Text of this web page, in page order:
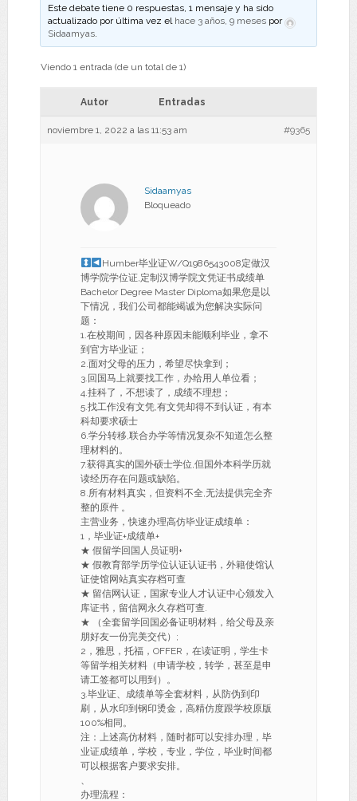
Este debate tiene 0 respuestas, 1 mensaje y ha sido
actualizado por última vez el hace 3 años, 9 meses por
Sidaamyas.
Viendo 1 entrada (de un total de 1)
Autor Entradas
noviembre 1, 2022 a las 11:53 am #9365
Sidaamyas
Bloqueado
Humber毕业证W/Q1986543008定做汉
博学院学位证,定制汉博学院文凭证书成绩单
Bachelor Degree Master Diploma如果您是以
下情况，我们公司都能竭诚为您解决实际问
题：
1.在校期间，因各种原因未能顺利毕业，拿不
到官方毕业证；
2.面对父母的压力，希望尽快拿到；
3.回国马上就要找工作，办给用人单位看；
4.挂科了，不想读了，成绩不理想；
5.找工作没有文凭,有文凭却得不到认证，有本
科却要求硕士
6.学分转移,联合办学等情况复杂不知道怎么整
理材料的。
7.获得真实的国外硕士学位,但国外本科学历就
读经历存在问题或缺陷。
8.所有材料真实，但资料不全,无法提供完全齐
整的原件 。
主营业务，快速办理高仿毕业证成绩单：
1，毕业证+成绩单+
★ 假留学回国人员证明+
★ 假教育部学历学位认证认证书，外籍使馆认
证使馆网站真实存档可查
★ 留信网认证，国家专业人才认证中心颁发入
库证书，留信网永久存档可查.
★ （全套留学回国必备证明材料，给父母及亲
朋好友一份完美交代）;
2，雅思，托福，OFFER，在读证明，学生卡
等留学相关材料（申请学校，转学，甚至是申
请工签都可以用到）。
3.毕业证、成绩单等全套材料，从防伪到印
刷，从水印到钢印烫金，高精仿度跟学校原版
100%相同。
注：上述高仿材料，随时都可以安排办理，毕
业证成绩单，学校，专业，学位，毕业时间都
可以根据客户要求安排。
、
办理流程：